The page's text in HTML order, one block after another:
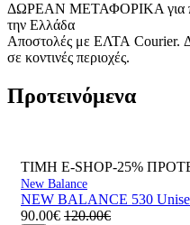
ΔΩΡΕΑΝ ΜΕΤΑΦΟΡΙΚΑ για
την Ελλάδα
Αποστολές με ΕΛΤΑ Courier.
σε κοντινές περιοχές.
Προτεινόμενα
ΤΙΜΗ E-SHOP-25%
New Balance
NEW BALANCE 530
90.00€ 120.00€